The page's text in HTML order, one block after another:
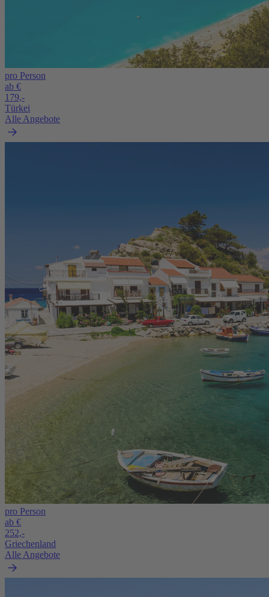
pro Person
ab €
179,-
Türkei
Alle Angebote
pro Person
ab €
252,-
Griechenland
Alle Angebote